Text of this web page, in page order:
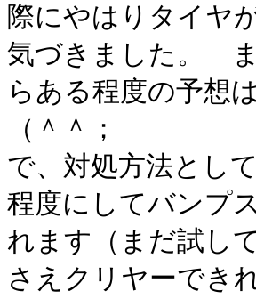
際にやはりタイヤ
気づきました。
らある程度の予想
（＾＾；
で、対処方法とし
程度にしてバンプ
れます（まだ試し
さえクリヤーでき